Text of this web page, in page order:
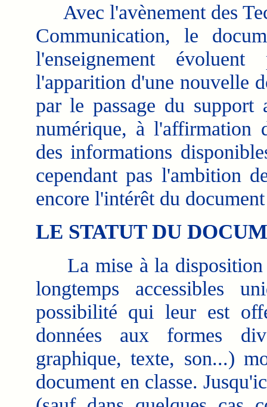
Avec l'avènement des
Communication, le
l'enseignement
l'apparition d'une nouvelle
par le passage du support
numérique, à l'affirmation
des informations
cependant pas l'ambition
encore l'intérêt du
LE STATUT DU
La mise à la disposition
longtemps accessibles
possibilité qui leur est
données aux formes
graphique, texte, son...)
document en classe.